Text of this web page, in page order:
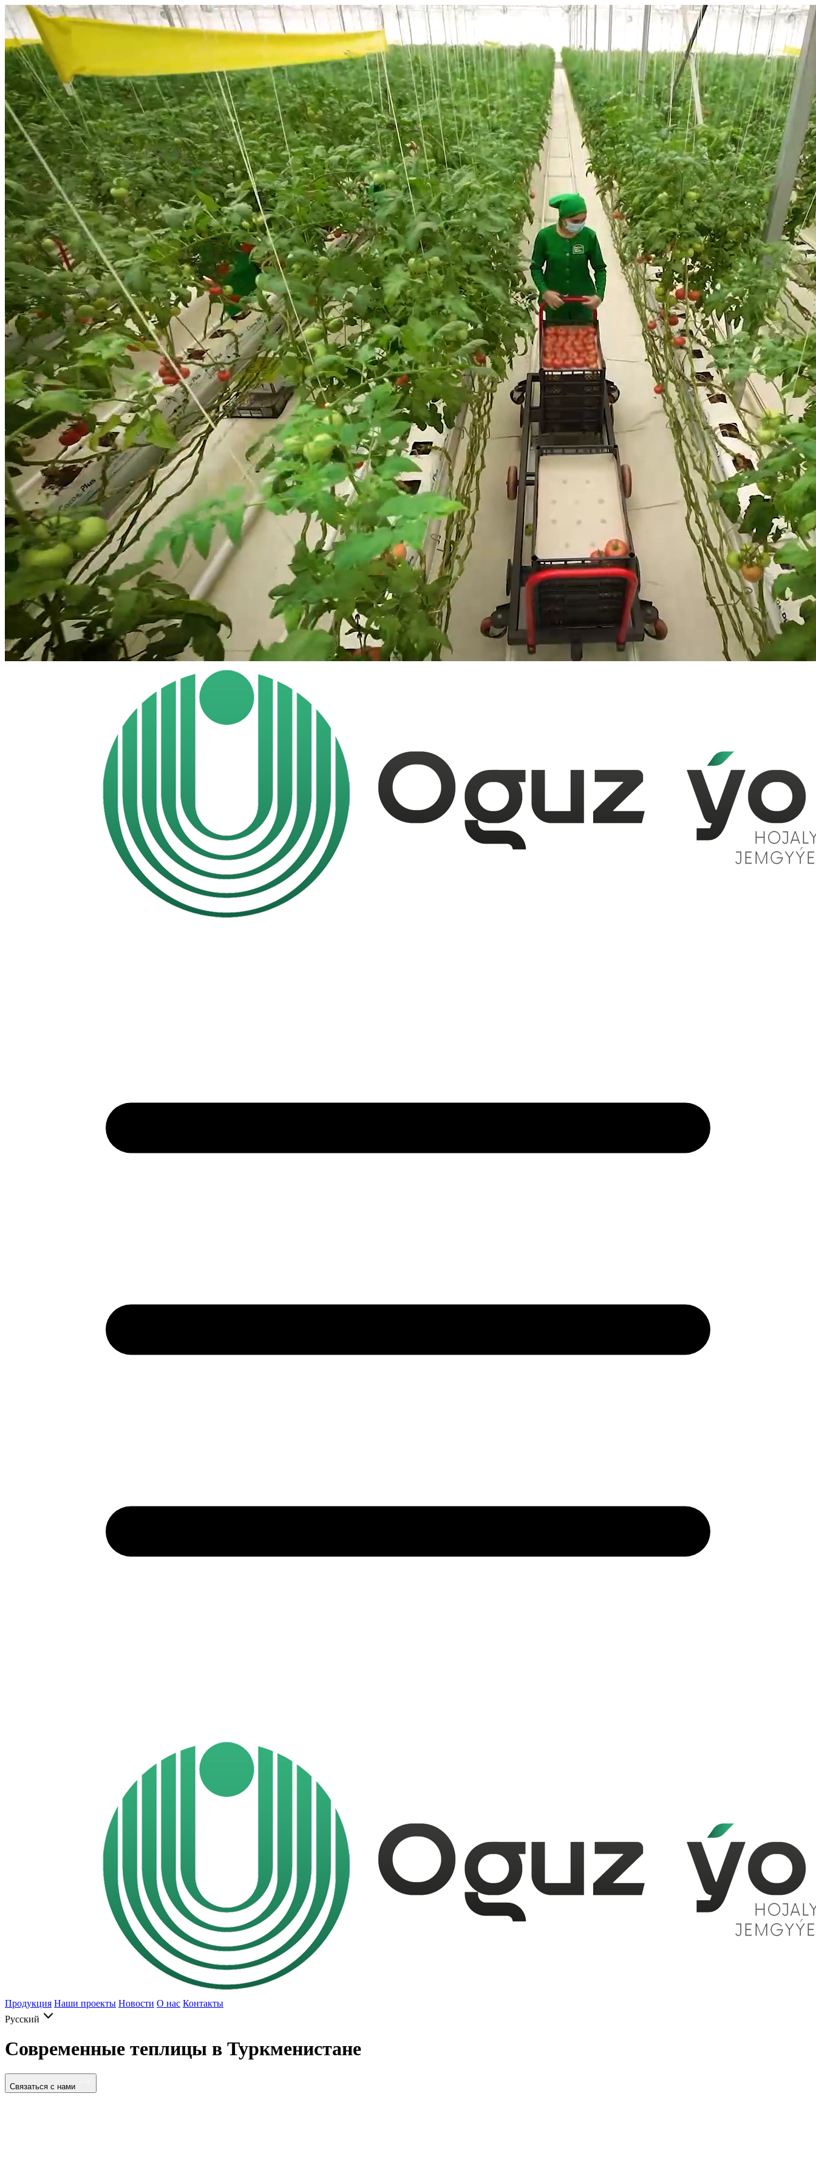
Продукция Наши проекты Новости О нас Контакты
Русский
Современные теплицы в Туркменистане
Связаться с нами